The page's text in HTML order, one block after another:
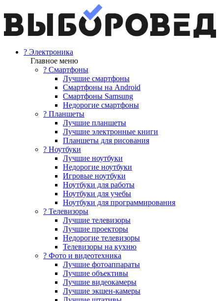
? Электроника
Главное меню
? Смартфоны
Лучшие смартфоны
Смартфоны на Android
Смартфоны Samsung
Недорогие смартфоны
? Планшеты
Лучшие планшеты
Лучшие электронные книги
Планшеты для рисования
? Ноутбуки
Лучшие ноутбуки
Недорогие ноутбуки
Игровые ноутбуки
Ноутбуки для работы
Ноутбуки для учебы
Ноутбуки для программирования
? Телевизоры
Лучшие телевизоры
Лучшие проекторы
Недорогие телевизоры
Телевизоры на кухню
? Фото и видеотехника
Лучшие фотоаппараты
Лучшие объективы
Лучшие видеокамеры
Лучшие экшен-камеры